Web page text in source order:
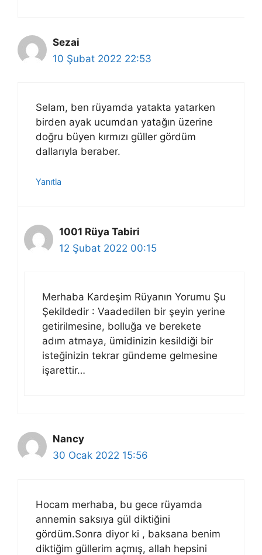
Sezai
10 Şubat 2022 22:53
Selam, ben rüyamda yatakta yatarken
birden ayak ucumdan yatağın üzerine
doğru büyen kırmızı güller gördüm
dallarıyla beraber.
Yanıtla
1001 Rüya Tabiri
12 Şubat 2022 00:15
Merhaba Kardeşim Rüyanın Yorumu Şu
Şekildedir : Vaadedilen bir şeyin yerine
getirilmesine, bolluğa ve berekete
adım atmaya, ümidinizin kesildiği bir
isteğinizin tekrar gündeme gelmesine
işarettir…
Nancy
30 Ocak 2022 15:56
Hocam merhaba, bu gece rüyamda
annemin saksıya gül diktiğini
gördüm.Sonra diyor ki , baksana benim
diktiğim güllerim açmış, allah hepsini